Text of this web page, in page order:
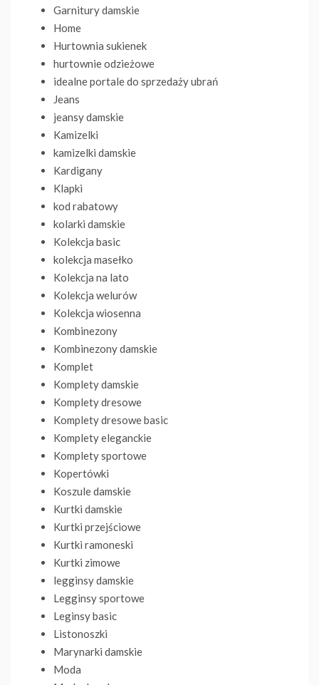
Garnitury damskie
Home
Hurtownia sukienek
hurtownie odzieżowe
idealne portale do sprzedaży ubrań
Jeans
jeansy damskie
Kamizelki
kamizelki damskie
Kardigany
Klapki
kod rabatowy
kolarki damskie
Kolekcja basic
kolekcja masełko
Kolekcja na lato
Kolekcja welurów
Kolekcja wiosenna
Kombinezony
Kombinezony damskie
Komplet
Komplety damskie
Komplety dresowe
Komplety dresowe basic
Komplety eleganckie
Komplety sportowe
Kopertówki
Koszule damskie
Kurtki damskie
Kurtki przejściowe
Kurtki ramoneski
Kurtki zimowe
legginsy damskie
Legginsy sportowe
Leginsy basic
Listonoszki
Marynarki damskie
Moda